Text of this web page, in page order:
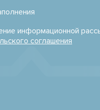
информационной
соглашения